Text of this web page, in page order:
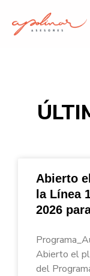
contenido
Abierto
la Línea
2026
Abierto el
del